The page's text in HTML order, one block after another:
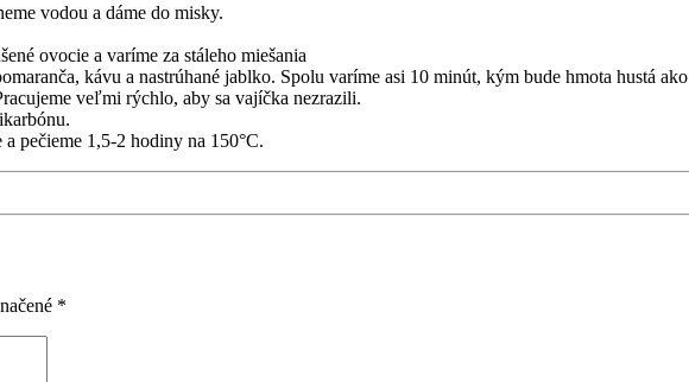
vodou a dáme do misky.
ovocie a varíme za stáleho miešania
kávu a nastrúhané jablko. Spolu varíme asi 10 minút, kým bude hmota hustá
veľmi rýchlo, aby sa vajíčka nezrazili.
pečieme 1,5-2 hodiny na 150°C.
*